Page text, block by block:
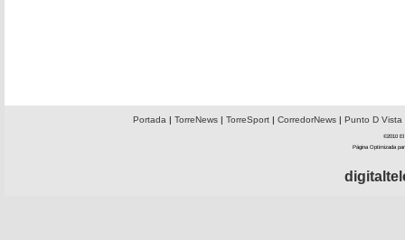
Portada | TorreNews| TorreSport| CorredorNews| Punto D Vista
©2010 El
Página Optimizada